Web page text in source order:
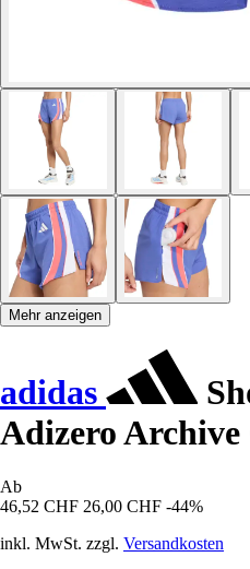
Mehr anzeigen
adidas
Adizero
Ab
46,52 CHF 26,00 CHF -44%
inkl. MwSt. zzgl. Versandkosten